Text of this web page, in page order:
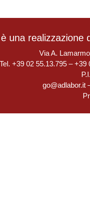
una realizzazione
Via A.
Tel. +39 02 55.13.795 –
go@adlabor.it